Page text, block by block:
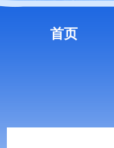
首页